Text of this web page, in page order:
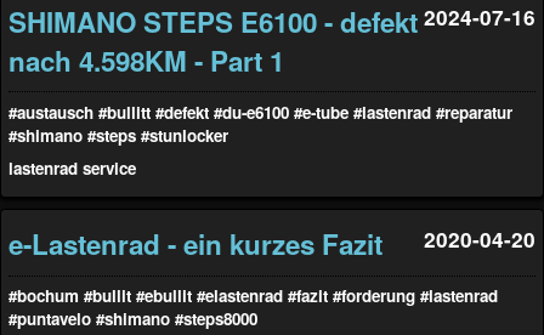
SHIMANO STEPS E6100 - defekt
nach 4.598KM - Part 1
2024-07-16
#austausch #bullitt #defekt #du-e6100 #e-tube #lastenrad #reparatur
#shimano #steps #stunlocker
lastenrad service
e-Lastenrad - ein kurzes Fazit 2020-04-20
#bochum #bullit #ebullit #elastenrad #fazit #forderung #lastenrad
#puntavelo #shimano #steps8000